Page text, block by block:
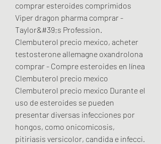
comprar esteroides comprimidos
Viper dragon pharma comprar -
Taylor&#39;s Profession.
Clembuterol precio mexico, acheter
testosterone allemagne oxandrolona
comprar - Compre esteroides en línea
Clembuterol precio mexico
Clembuterol precio mexico Durante el
uso de esteroides se pueden
presentar diversas infecciones por
hongos, como onicomicosis,
pitiriasis versicolor, candida e infecci.